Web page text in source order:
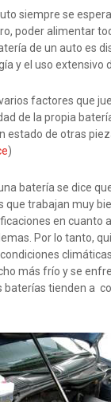
siempre se
poder alimentar
de un auto es
y el uso extensivo
factores que
de la propia
estado de otras
)
batería se dice
que trabajan muy
en cuanto
Por lo tanto,
más frío y se
baterías tienden a